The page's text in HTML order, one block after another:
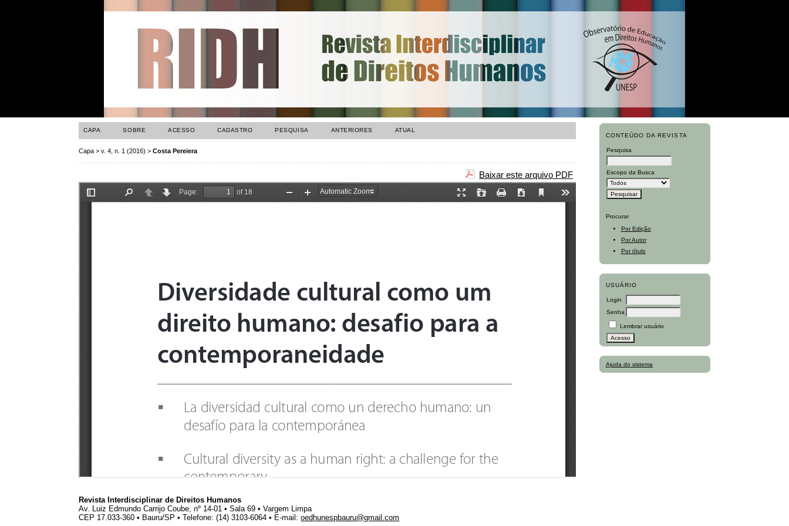
CONTEÚDO DA REVISTA
Pesquisa
Escopo da Busca
Procurar
Por Edição
Por Autor
Por título
USUÁRIO
Login
Senha
Lembrar usuário
Ajuda do sistema
CAPA SOBRE ACESSO CADASTRO PESQUISA ANTERIORES ATUAL
Capa >v. 4, n. 1 (2016) >Costa Pereiera
Baixar este arquivo PDF
Revista Interdisciplinar de Direitos Humanos
Av. Luiz Edmundo Carrijo Coube, nº 14-01 • Sala 69 • Vargem Limpa
CEP 17.033-360 • Bauru/SP • Telefone: (14) 3103-6064 • E-mail:oedhunespbauru@gmail.com